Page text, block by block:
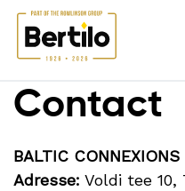
Contact
BALTIC CONNEXIONS
Adresse: Voldi tee 10,